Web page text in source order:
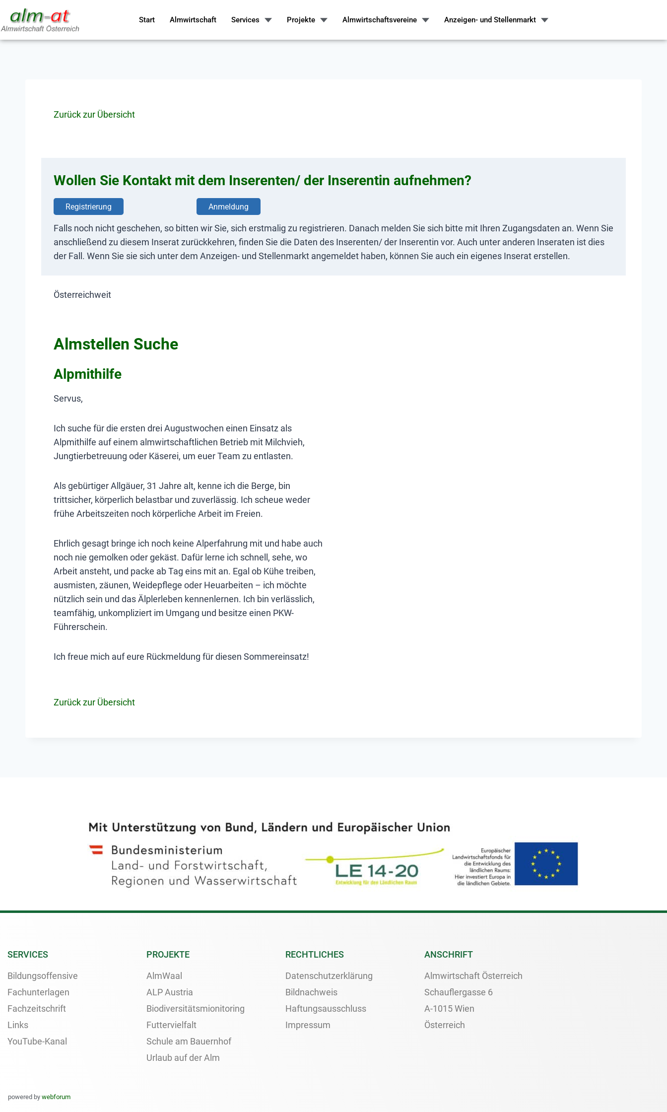
Start Almwirtschaft Services Projekte Almwirtschaftsvereine Anzeigen- und Stellenmarkt
Zurück zur Übersicht
Wollen Sie Kontakt mit dem Inserenten/ der Inserentin aufnehmen?
Registrierung Anmeldung
Falls noch nicht geschehen, so bitten wir Sie, sich erstmalig zu registrieren. Danach melden Sie sich bitte mit Ihren Zugangsdaten an. Wenn Sie
anschließend zu diesem Inserat zurückkehren, finden Sie die Daten des Inserenten/ der Inserentin vor. Auch unter anderen Inseraten ist dies
der Fall. Wenn Sie sie sich unter dem Anzeigen- und Stellenmarkt angemeldet haben, können Sie auch ein eigenes Inserat erstellen.
Österreichweit
Almstellen Suche
Alpmithilfe
Servus,
Ich suche für die ersten drei Augustwochen einen Einsatz als
Alpmithilfe auf einem almwirtschaftlichen Betrieb mit Milchvieh,
Jungtierbetreuung oder Käserei, um euer Team zu entlasten.
Als gebürtiger Allgäuer, 31 Jahre alt, kenne ich die Berge, bin
trittsicher, körperlich belastbar und zuverlässig. Ich scheue weder
frühe Arbeitszeiten noch körperliche Arbeit im Freien.
Ehrlich gesagt bringe ich noch keine Alperfahrung mit und habe auch
noch nie gemolken oder gekäst. Dafür lerne ich schnell, sehe, wo
Arbeit ansteht, und packe ab Tag eins mit an. Egal ob Kühe treiben,
ausmisten, zäunen, Weidepflege oder Heuarbeiten – ich möchte
nützlich sein und das Älplerleben kennenlernen. Ich bin verlässlich,
teamfähig, unkompliziert im Umgang und besitze einen PKW-
Führerschein.
Ich freue mich auf eure Rückmeldung für diesen Sommereinsatz!
Zurück zur Übersicht
SERVICES
Bildungsoffensive
Fachunterlagen
Fachzeitschrift
Links
YouTube-Kanal
PROJEKTE
AlmWaal
ALP Austria
Biodiversitätsmionitoring
Futtervielfalt
Schule am Bauernhof
Urlaub auf der Alm
RECHTLICHES
Datenschutzerklärung
Bildnachweis
Haftungsausschluss
Impressum
ANSCHRIFT
Almwirtschaft Österreich
Schauflergasse 6
A-1015 Wien
Österreich
powered by webforum